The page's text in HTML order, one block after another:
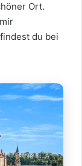
Ort.
du bei